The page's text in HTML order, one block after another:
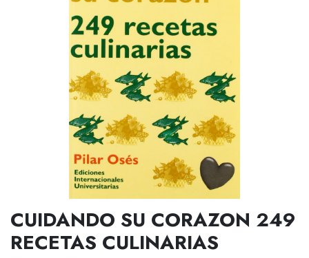
CUIDANDO SU CORAZON 249
RECETAS CULINARIAS